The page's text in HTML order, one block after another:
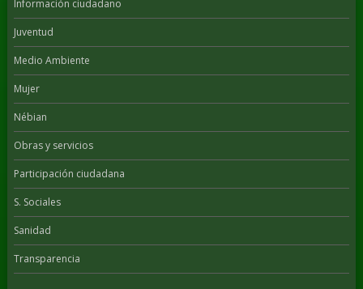
Información ciudadano
Juventud
Medio Ambiente
Mujer
Nébian
Obras y servicios
Participación ciudadana
S. Sociales
Sanidad
Transparencia